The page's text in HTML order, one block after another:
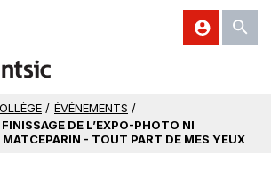
/ ÉVÉNEMENTS /
DE L’EXPO-PHOTO NI
- TOUT PART DE MES YEUX